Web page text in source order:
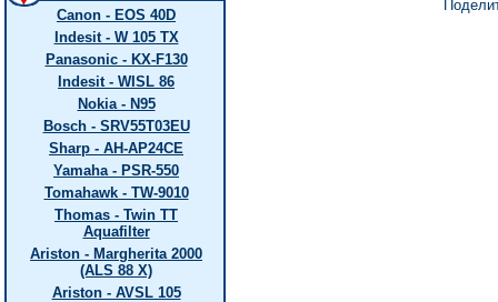
Canon - EOS 40D
Indesit - W 105 TX
Panasonic - KX-F130
Indesit - WISL 86
Nokia - N95
Bosch - SRV55T03EU
Sharp - AH-AP24CE
Yamaha - PSR-550
Tomahawk - TW-9010
Thomas - Twin TT
Aquafilter
Ariston - Margherita 2000
(ALS 88 X)
Ariston - AVSL 105